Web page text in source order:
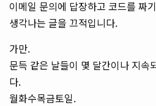
이메일 문의에 답장하고 코드를 짜
생각나는 글을 끄적입니다.
가만.
문득 같은 날들이 몇 달간이나 지속
다.
월화수목금토일.